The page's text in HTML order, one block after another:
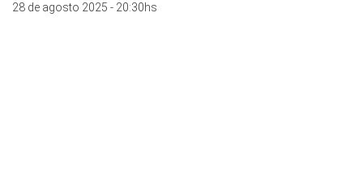
28 de agosto 2025 - 20:30hs